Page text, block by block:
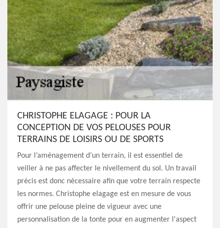
CHRISTOPHE ELAGAGE : POUR LA
CONCEPTION DE VOS PELOUSES POUR
TERRAINS DE LOISIRS OU DE SPORTS
Pour l’aménagement d’un terrain, il est essentiel de
veiller à ne pas affecter le nivellement du sol. Un travail
précis est donc nécessaire afin que votre terrain respecte
les normes. Christophe elagage est en mesure de vous
offrir une pelouse pleine de vigueur avec une
personnalisation de la tonte pour en augmenter l'aspect